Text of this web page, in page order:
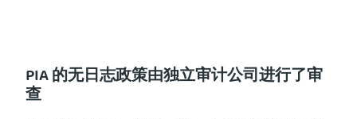
PIA 的无日志政策由独立审计公司进行了审
查